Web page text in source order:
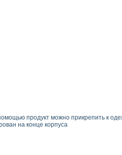
продукт можно прикрепить к
на конце корпуса